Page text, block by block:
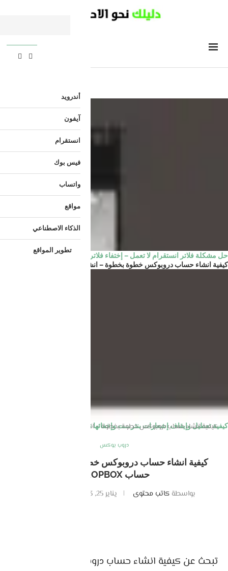
حل مشكلة فلاتر انستقرام لا تعمل – إختفاء فلاتر الانستقرام
كيفية انشاء حساب دروبوكس خطوة بخطوة – انشاء حساب Dropbox
كيفية تعطيل وإيقاف إشعارات بنترست وإخفائها نهائيا
كيفية انشاء حساب دروبوكس خطوة بخطوة – انشاء حساب Dropbox
دروب بوكس
كيفية انشاء حساب دروبوكس خطوة بخطوة – انشاء
حساب DROPBOX
بواسطة كاتب محتوى يناير 25, 2023
تبحث عن كيفية انشاء حساب دروبوكس خطوة
أندرويد
آيفون
انستقرام
فيس بوك
واتساب
مواقع
الذكاء الاصطناعي
تطوير المواقع